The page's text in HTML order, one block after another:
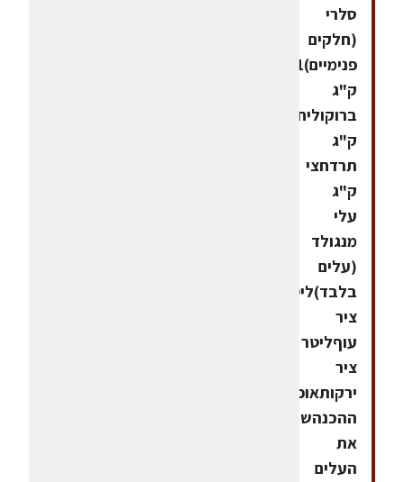
סלרי
(חלקים
פנימיים)1
ק"ג
ברוקוליחצי
ק"ג
תרדחצי
ק"ג
עלי
מנגולד
(עלים
בלבד)ליטר
ציר
עוףליטר
ציר
ירקותאופן
ההכנהשוטפים
את
העלים